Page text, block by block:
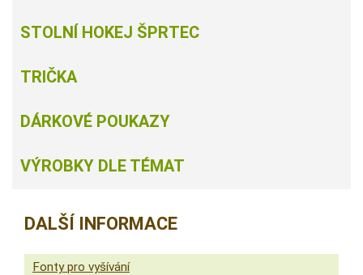
STOLNÍ HOKEJ ŠPRTEC
TRIČKA
DÁRKOVÉ POUKAZY
VÝROBKY DLE TÉMAT
DALŠÍ INFORMACE
Fonty pro vyšívání